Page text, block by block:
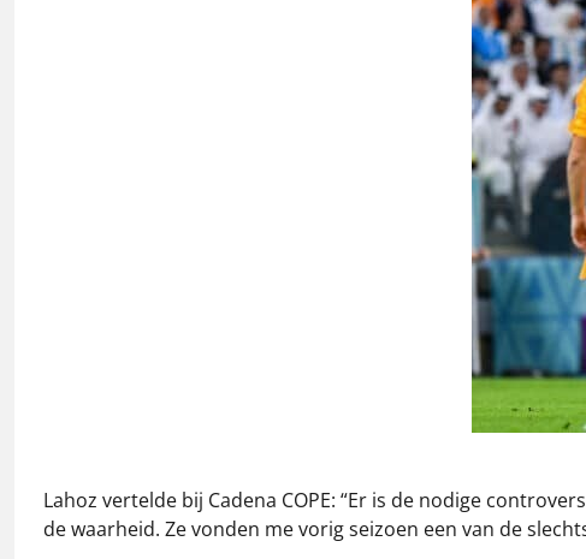
Lahoz vertelde bij Cadena COPE: “Er is de nodige
de waarheid. Ze vonden me vorig seizoen een van de